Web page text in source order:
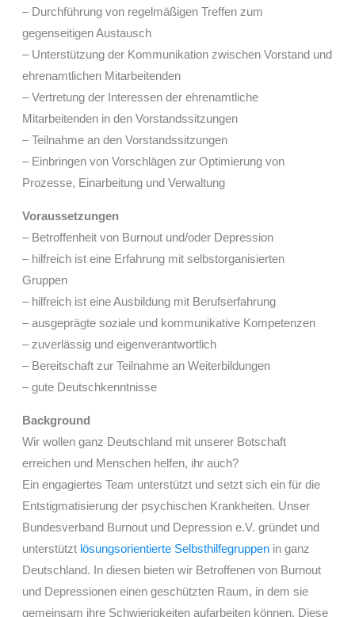
– Durchführung von regelmäßigen Treffen zum
gegenseitigen Austausch
– Unterstützung der Kommunikation zwischen Vorstand und
ehrenamtlichen Mitarbeitenden
– Vertretung der Interessen der ehrenamtliche
Mitarbeitenden in den Vorstandssitzungen
– Teilnahme an den Vorstandssitzungen
– Einbringen von Vorschlägen zur Optimierung von
Prozesse, Einarbeitung und Verwaltung
Voraussetzungen
– Betroffenheit von Burnout und/oder Depression
– hilfreich ist eine Erfahrung mit selbstorganisierten
Gruppen
– hilfreich ist eine Ausbildung mit Berufserfahrung
– ausgeprägte soziale und kommunikative Kompetenzen
– zuverlässig und eigenverantwortlich
– Bereitschaft zur Teilnahme an Weiterbildungen
– gute Deutschkenntnisse
Background
Wir wollen ganz Deutschland mit unserer Botschaft
erreichen und Menschen helfen, ihr auch?
Ein engagiertes Team unterstützt und setzt sich ein für die
Entstigmatisierung der psychischen Krankheiten. Unser
Bundesverband Burnout und Depression e.V. gründet und
unterstützt lösungsorientierte Selbsthilfegruppen in ganz
Deutschland. In diesen bieten wir Betroffenen von Burnout
und Depressionen einen geschützten Raum, in dem sie
gemeinsam ihre Schwierigkeiten aufarbeiten können. Diese